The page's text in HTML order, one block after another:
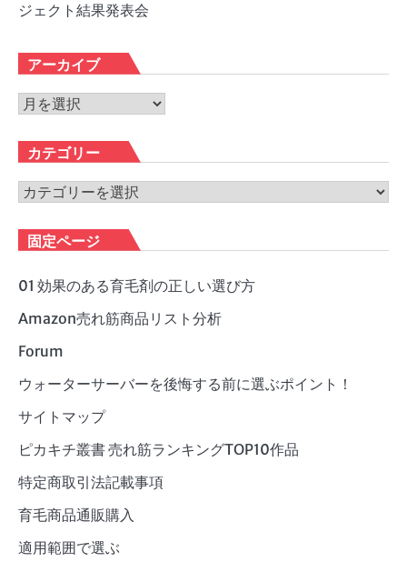
ジェクト結果発表会
アーカイブ
ア
カ
イ
ブ
カテゴリー
カ
ゴ
リ
ー
固定ページ
01 効果のある育毛剤の正しい選び方
Amazon売れ筋商品リスト分析
Forum
ウォーターサーバーを後悔する前に選ぶポイント！
サイトマップ
ピカキチ叢書 売れ筋ランキングTOP10作品
特定商取引法記載事項
育毛商品通販購入
適用範囲で選ぶ